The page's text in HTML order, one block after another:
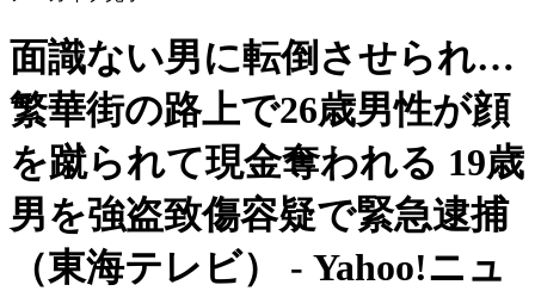
面識ない男に転倒させられ…
繁華街の路上で26歳男性が顔
を蹴られて現金奪われる 19歳
男を強盗致傷容疑で緊急逮捕
（東海テレビ） - Yahoo!ニュ